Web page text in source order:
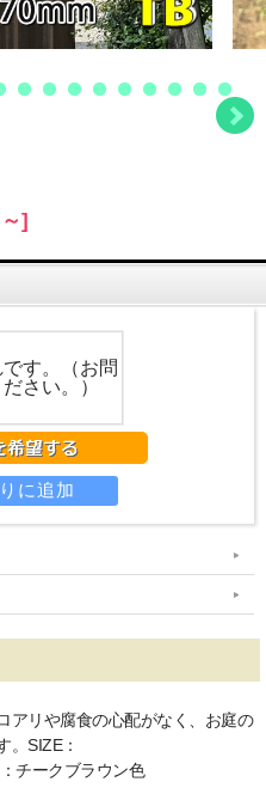
]
す。（お問
さい。）
アリや腐食の心配がなく、お庭の
。SIZE：
チークブラウン色